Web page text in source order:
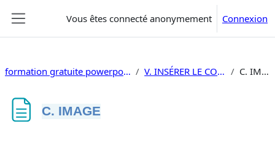
Vous êtes connecté anonymement Connexion
formation gratuite powerpoint_2024 V. INSÉRER LE CONTENU C. IMAGE
C. IMAGE